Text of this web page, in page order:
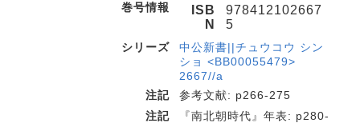
巻号情報
ISB
N
978412102667
5
シリーズ
中公新書||チュウコウ シン
ショ <BB00055479>
2667//a
注記
参考文献: p266-275
注記
『南北朝時代』年表: p280-